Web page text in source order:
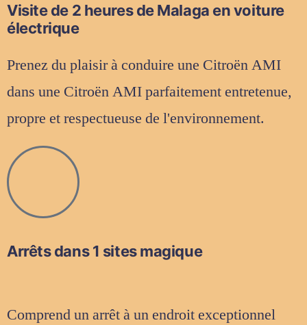
Visite de 2 heures de Malaga en voiture
électrique
Prenez du plaisir à conduire une Citroën AMI
dans une Citroën AMI parfaitement entretenue,
propre et respectueuse de l'environnement.
Arrêts dans 1 sites magique
Comprend un arrêt à un endroit exceptionnel